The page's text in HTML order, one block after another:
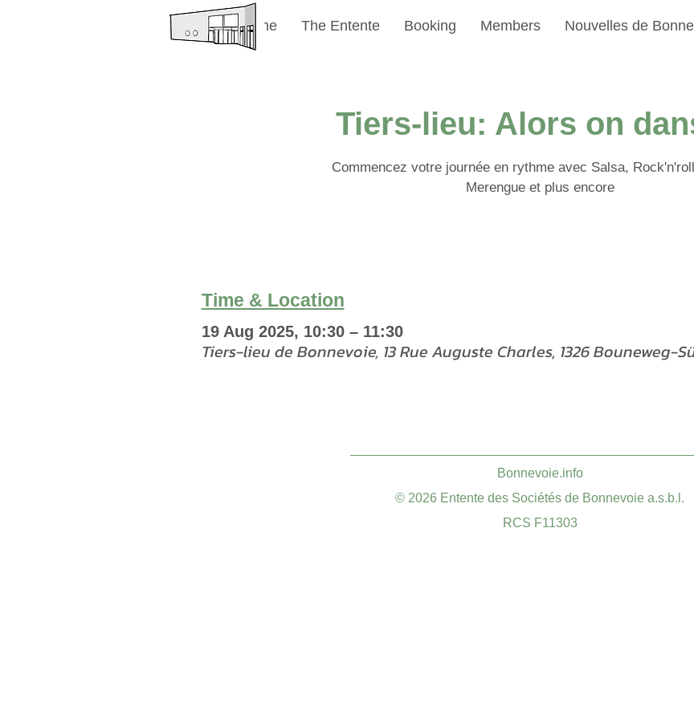
Welcome The Entente Booking Members Nouvelles de
Tiers-lieu: Alors on
Commencez votre journée en rythme avec Salsa,
Merengue et plus encore
Time & Location
19 Aug 2025, 10:30 – 11:30
Tiers-lieu de Bonnevoie, 13 Rue Auguste Charles, 1326 Bouneweg-
​Bonnevoie.info
© 2026 Entente des Sociétés de Bonnevoie a.s.b.l.
RCS F11303